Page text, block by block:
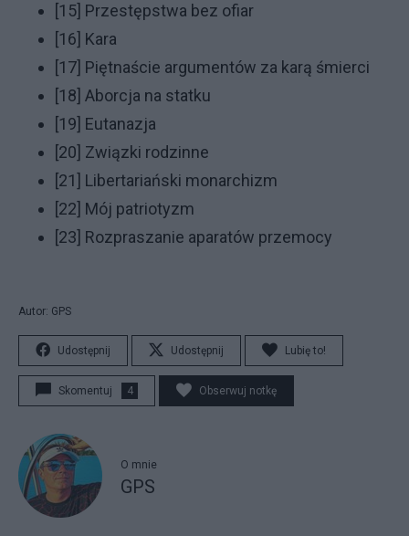
[15] Przestępstwa bez ofiar
[16] Kara
[17] Piętnaście argumentów za karą śmierci
[18] Aborcja na statku
[19] Eutanazja
[20] Związki rodzinne
[21] Libertariański monarchizm
[22] Mój patriotyzm
[23] Rozpraszanie aparatów przemocy
Autor: GPS
Udostępnij Udostępnij Lubię to!
Skomentuj 4 Obserwuj notkę
O mnie
GPS